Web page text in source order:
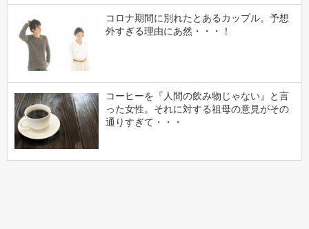
コロナ期間に別れたとあるカップル。予想
外すぎる理由にあ然・・・！
コーヒーを『人間の飲み物じゃない』と言
った女性。それに対する祖母の意見がその
通りすぎて・・・